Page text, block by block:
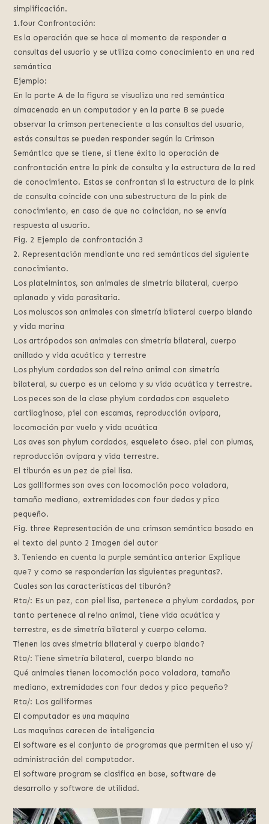
simplificación.
1.four Confrontación:
Es la operación que se hace al momento de responder a
consultas del usuario y se utiliza como conocimiento en una red
semántica
Ejemplo:
En la parte A de la figura se visualiza una red semántica
almacenada en un computador y en la parte B se puede
observar la crimson perteneciente a las consultas del usuario,
estás consultas se pueden responder según la Crimson
Semántica que se tiene, si tiene éxito la operación de
confrontación entre la pink de consulta y la estructura de la red
de conocimiento. Estas se confrontan si la estructura de la pink
de consulta coincide con una subestructura de la pink de
conocimiento, en caso de que no coincidan, no se envía
respuesta al usuario.
Fig. 2 Ejemplo de confrontación 3
2. Representación mendiante una red semánticas del siguiente
conocimiento.
Los platelmintos, son animales de simetría bilateral, cuerpo
aplanado y vida parasitaria.
Los moluscos son animales con simetría bilateral cuerpo blando
y vida marina
Los artrópodos son animales con simetría bilateral, cuerpo
anillado y vida acuática y terrestre
Los phylum cordados son del reino animal con simetría
bilateral, su cuerpo es un celoma y su vida acuática y terrestre.
Los peces son de la clase phylum cordados con esqueleto
cartilaginoso, piel con escamas, reproducción ovípara,
locomoción por vuelo y vida acuática
Las aves son phylum cordados, esqueleto óseo. piel con plumas,
reproducción ovípara y vida terrestre.
El tiburón es un pez de piel lisa.
Las galliformes son aves con locomoción poco voladora,
tamaño mediano, extremidades con four dedos y pico
pequeño.
Fig. three Representación de una crimson semántica basado en
el texto del punto 2 Imagen del autor
3. Teniendo en cuenta la purple semántica anterior Explique
que? y como se responderían las siguientes preguntas?.
Cuales son las características del tiburón?
Rta/: Es un pez, con piel lisa, pertenece a phylum cordados, por
tanto pertenece al reino animal, tiene vida acuática y
terrestre, es de simetría bilateral y cuerpo celoma.
Tienen las aves simetría bilateral y cuerpo blando?
Rta/: Tiene simetría bilateral, cuerpo blando no
Qué animales tienen locomoción poco voladora, tamaño
mediano, extremidades con four dedos y pico pequeño?
Rta/: Los galliformes
El computador es una maquina
Las maquinas carecen de inteligencia
El software es el conjunto de programas que permiten el uso y/
administración del computador.
El software program se clasifica en base, software de
desarrollo y software de utilidad.